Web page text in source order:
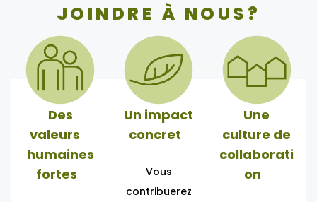
JOINDRE À NOUS?
Des
valeurs
humaines
fortes
Un impact
concret
Vous
contribuerez
Une
culture de
collaborati
on